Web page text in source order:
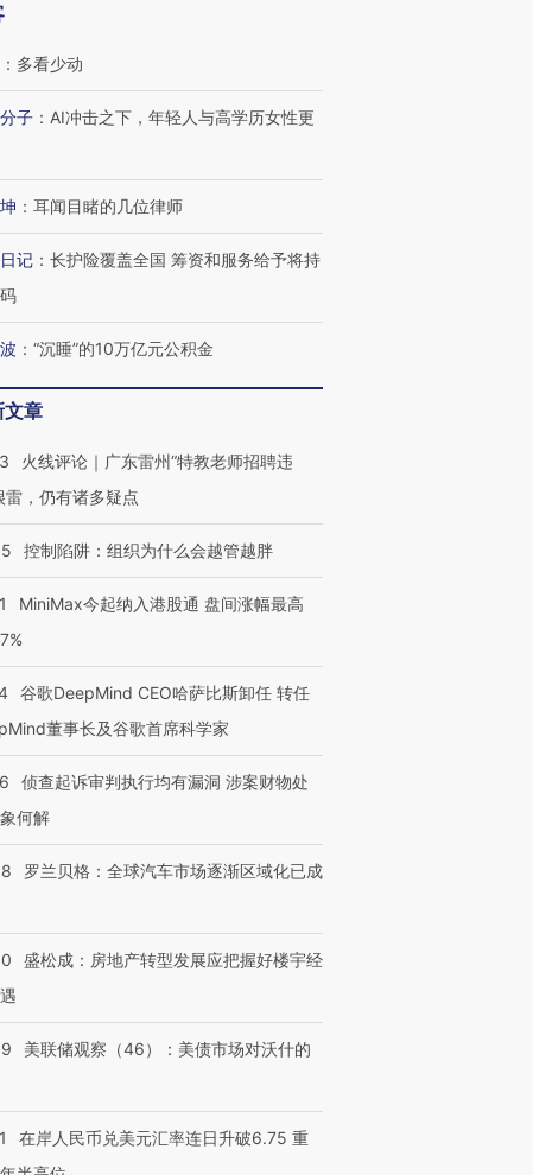
： 多看少动
子 ： AI冲击之下，年轻人与高学历女性更
： 耳闻目睹的几位律师
记 ： 长护险覆盖全国 筹资和服务给予将持
： “沉睡”的10万亿元公积金
文章
火线评论｜广东雷州“特教老师招聘违
雷，仍有诸多疑点
控制陷阱：组织为什么会越管越胖
MiniMax今起纳入港股通 盘间涨幅最高
谷歌DeepMind CEO哈萨比斯卸任 转任
董事长及谷歌首席科学家
侦查起诉审判执行均有漏洞 涉案财物处
何解
罗兰贝格：全球汽车市场逐渐区域化已成
盛松成：房地产转型发展应把握好楼宇经
美联储观察（46）：美债市场对沃什的
在岸人民币兑美元汇率连日升破6.75 重